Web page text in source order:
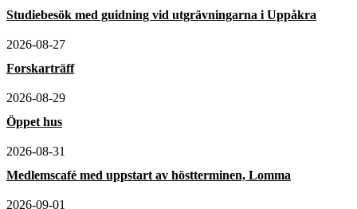
Studiebesök med guidning vid utgrävningarna i Uppåkra
2026-08-27
Forskarträff
2026-08-29
Öppet hus
2026-08-31
Medlemscafé med uppstart av höstterminen, Lomma
2026-09-01